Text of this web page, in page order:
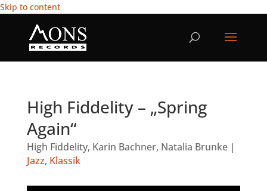
Skip to content
High Fiddelity – „Spring
Again“
High Fiddelity, Karin Bachner, Natalia Brunke |
Jazz, Klassik